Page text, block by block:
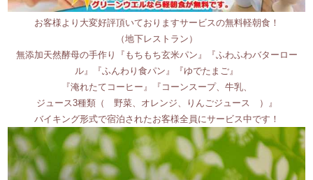
お客様より大変好評頂いておりますサービスの無料軽朝食！
（地下レストラン）
無添加天然酵母の手作り『もちもち玄米パン』『ふわふわバターロー
ル』『ふんわり食パン』『ゆでたまご』
『淹れたてコーヒー』『コーンスープ、牛乳、
ジュース3種類（ 野菜、オレンジ、りんごジュース ）』
バイキング形式で宿泊されたお客様全員にサービス中です！